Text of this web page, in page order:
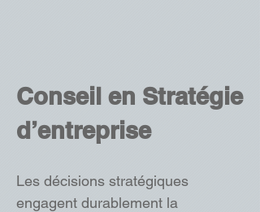
Conseil en Stratégie
d’entreprise
Les décisions stratégiques
engagent durablement la